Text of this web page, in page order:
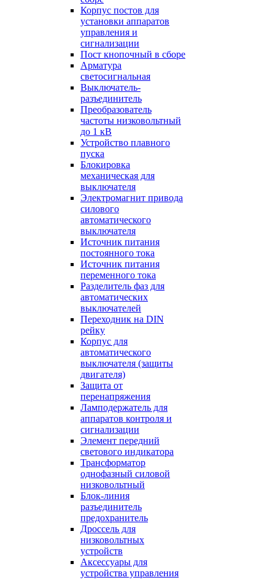
Корпус постов для
установки аппаратов
управления и
сигнализации
Пост кнопочный в сборе
Арматура
светосигнальная
Выключатель-
разъединитель
Преобразователь
частоты низковольтный
до 1 кВ
Устройство плавного
пуска
Блокировка
механическая для
выключателя
Электромагнит привода
силового
автоматического
выключателя
Источник питания
постоянного тока
Источник питания
переменного тока
Разделитель фаз для
автоматических
выключателей
Переходник на DIN
рейку
Корпус для
автоматического
выключателя (защиты
двигателя)
Защита от
перенапряжения
Ламподержатель для
аппаратов контроля и
сигнализации
Элемент передний
светового индикатора
Трансформатор
однофазный силовой
низковольтный
Блок-линия
разъединитель
предохранитель
Дроссель для
низковольтных
устройств
Аксессуары для
устройства управления